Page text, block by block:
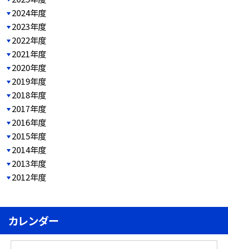
2024年度
2023年度
2022年度
2021年度
2020年度
2019年度
2018年度
2017年度
2016年度
2015年度
2014年度
2013年度
2012年度
カレンダー